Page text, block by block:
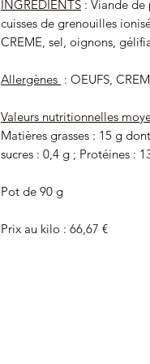
INGRÉDIENTS : Viande de
cuisses de grenouilles
CREME, sel, oignons,
Allergènes : OEUFS,
Valeurs nutritionnelles
Matières grasses : 15 g
sucres : 0,4 g ; Protéines :
Pot de 90 g
Prix au kilo : 66,67 €